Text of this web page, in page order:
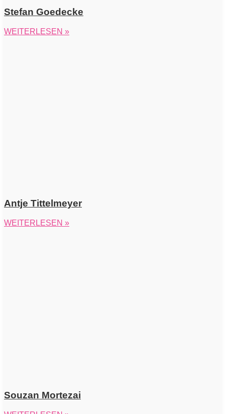
Stefan Goedecke
WEITERLESEN »
Antje Tittelmeyer
WEITERLESEN »
Souzan Mortezai